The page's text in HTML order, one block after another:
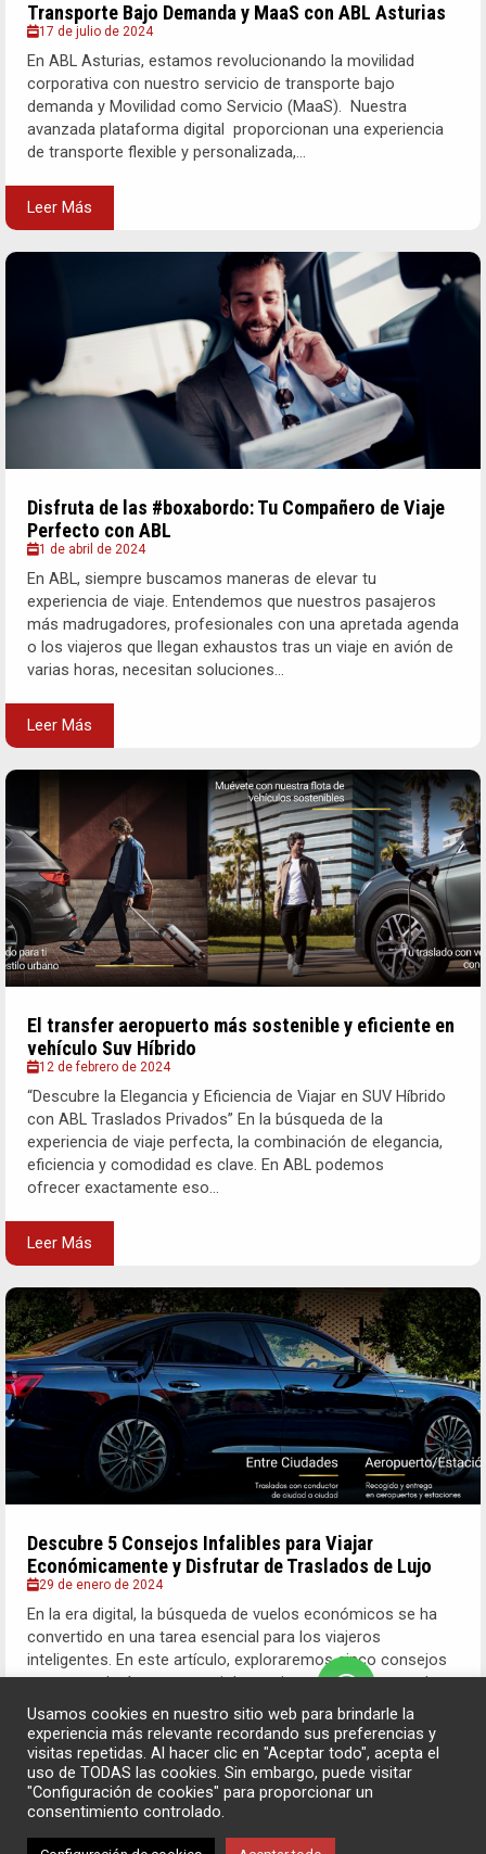
Transporte Bajo Demanda y MaaS con ABL Asturias
17 de julio de 2024
En ABL Asturias, estamos revolucionando la movilidad
corporativa con nuestro servicio de transporte bajo
demanda y Movilidad como Servicio (MaaS). Nuestra
avanzada plataforma digital proporcionan una experiencia
de transporte flexible y personalizada,...
Leer Más
Disfruta de las #boxabordo: Tu Compañero de Viaje
Perfecto con ABL
1 de abril de 2024
En ABL, siempre buscamos maneras de elevar tu
experiencia de viaje. Entendemos que nuestros pasajeros
más madrugadores, profesionales con una apretada agenda
o los viajeros que llegan exhaustos tras un viaje en avión de
varias horas, necesitan soluciones...
Leer Más
El transfer aeropuerto más sostenible y eficiente en
vehículo Suv Híbrido
12 de febrero de 2024
“Descubre la Elegancia y Eficiencia de Viajar en SUV Híbrido
con ABL Traslados Privados” En la búsqueda de la
experiencia de viaje perfecta, la combinación de elegancia,
eficiencia y comodidad es clave. En ABL podemos
ofrecer exactamente eso...
Leer Más
Descubre 5 Consejos Infalibles para Viajar
Económicamente y Disfrutar de Traslados de Lujo
29 de enero de 2024
En la era digital, la búsqueda de vuelos económicos se ha
convertido en una tarea esencial para los viajeros
inteligentes. En este artículo, exploraremos cinco consejos
que te ayudarán a conseguir las mejores ofertas en vuelos y
disfrutar de traslados...
Leer Más
Usamos cookies en nuestro sitio web para brindarle la
experiencia más relevante recordando sus preferencias y
visitas repetidas. Al hacer clic en "Aceptar todo", acepta el
uso de TODAS las cookies. Sin embargo, puede visitar
"Configuración de cookies" para proporcionar un
consentimiento controlado.